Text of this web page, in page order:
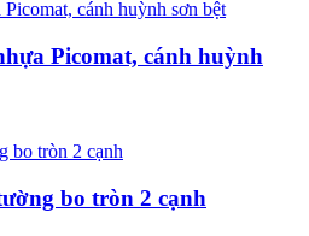
Picomat, cánh huỳnh
bo tròn 2 cạnh